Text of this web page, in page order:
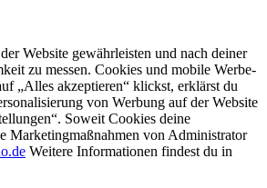
Website gewährleisten und nach deiner
zu messen. Cookies und mobile Werbe-
„Alles akzeptieren“ klickst, erklärst du
von Werbung auf der Website
Soweit Cookies deine
Marketingmaßnahmen von Administrator
Weitere Informationen findest du in